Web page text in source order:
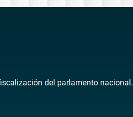
del parlamento nacional.